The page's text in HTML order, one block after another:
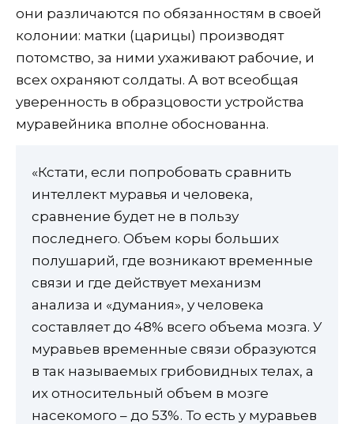
они различаются по обязанностям в своей
колонии: матки (царицы) производят
потомство, за ними ухаживают рабочие, и
всех охраняют солдаты. А вот всеобщая
уверенность в образцовости устройства
муравейника вполне обоснованна.
«Кстати, если попробовать сравнить
интеллект муравья и человека,
сравнение будет не в пользу
последнего. Объем коры больших
полушарий, где возникают временные
связи и где действует механизм
анализа и «думания», у человека
составляет до 48% всего объема мозга. У
муравьев временные связи образуются
в так называемых грибовидных телах, а
их относительный объем в мозге
насекомого – до 53%. То есть у муравьев